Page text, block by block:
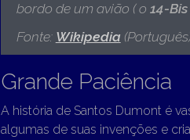
bordo de um avião ( o 14-Bis
Fonte: Wikipedia
Grande Paciência
A história de Santos Dumont é
algumas de suas invenções e